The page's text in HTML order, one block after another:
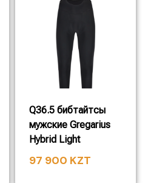
Q36.5 бибтайтсы
мужские Gregarius
Hybrid Light
97 900 KZT